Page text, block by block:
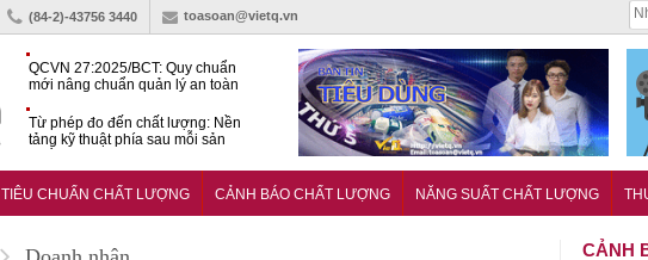
(84-2)-43756 3440 toasoan@vietq.vn
QCVN 27:2025/BCT: Quy chuẩn
mới nâng chuẩn quản lý an toàn
Từ phép đo đến chất lượng: Nền
tảng kỹ thuật phía sau mỗi sản
của quy hoạch đô thị tri thức tại
TIÊU CHUẨN CHẤT LƯỢNG CẢNH BÁO CHẤT LƯỢNG NĂNG SUẤT CHẤT LƯỢNG
CẢNH